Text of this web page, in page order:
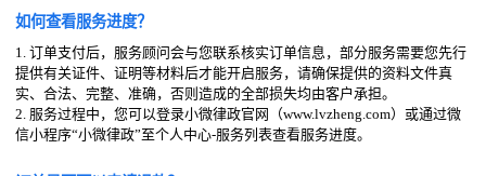
如何查看服务进度？
1. 订单支付后，服务顾问会与您联系核实订单信息，部分服务需要您先行
提供有关证件、证明等材料后才能开启服务，请确保提供的资料文件真
实、合法、完整、准确，否则造成的全部损失均由客户承担。
2. 服务过程中，您可以登录小微律政官网（www.lvzheng.com）或通过微
信小程序“小微律政”至个人中心-服务列表查看服务进度。